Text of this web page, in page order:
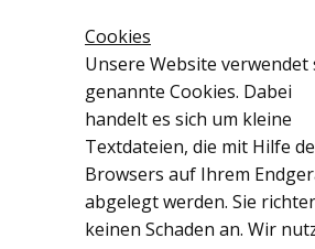
Cookies
Unsere Website verwendet
genannte Cookies. Dabei
handelt es sich um kleine
Textdateien, die mit Hilfe
Browsers auf Ihrem
abgelegt werden. Sie
keinen Schaden an. Wir